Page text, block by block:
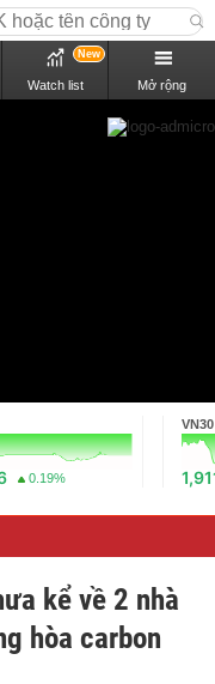
Watch list
New
Mở rộng
0.19%
VN30
kể về 2 nhà
hòa carbon